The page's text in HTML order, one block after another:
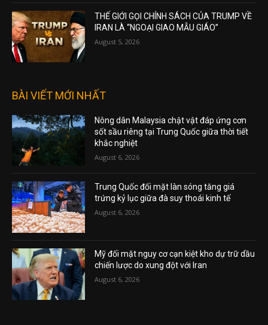
THẾ GIỚI GỌI CHÍNH SÁCH CỦA TRUMP VỀ
IRAN LÀ “NGOẠI GIAO MẪU GIÁO”
August 5, 2026
BÀI VIẾT MỚI NHẤT
Nông dân Malaysia chật vật đáp ứng cơn
sốt sầu riêng tại Trung Quốc giữa thời tiết
khắc nghiệt
August 6, 2026
Trung Quốc đối mặt làn sóng tăng giá
trứng kỷ lục giữa đà suy thoái kinh tế
August 6, 2026
Mỹ đối mặt nguy cơ cạn kiệt kho dự trữ dầu
chiến lược do xung đột với Iran
August 6, 2026